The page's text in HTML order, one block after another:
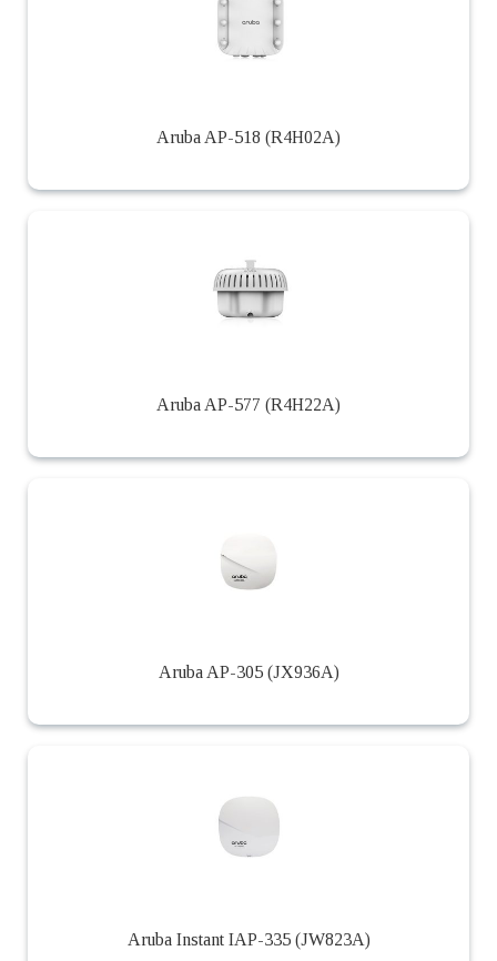
Aruba AP-518 (R4H02A)
Aruba AP-577 (R4H22A)
Aruba AP-305 (JX936A)
Aruba Instant IAP-335 (JW823A)